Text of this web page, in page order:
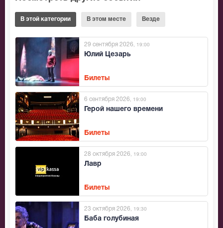
В этой категории В этом месте Везде
Юлий Цезарь
29 сентября 2026 , 19:00
Билеты
Герой нашего времени
6 сентября 2026 , 19:00
Билеты
Лавр
28 октября 2026 , 19:00
Билеты
Баба голубиная
23 октября 2026 , 19:30